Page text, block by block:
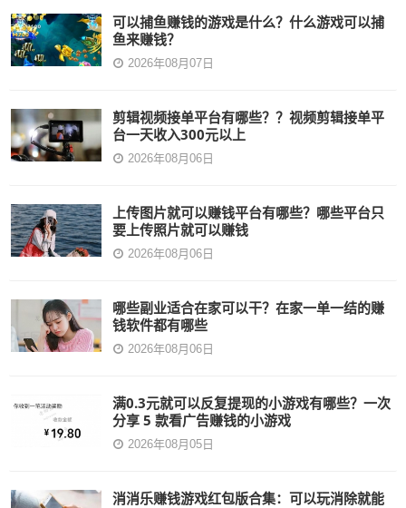
可以捕鱼赚钱的游戏是什么？什么游戏可以捕
鱼来赚钱？
2026年08月07日
剪辑视频接单平台有哪些？？视频剪辑接单平
台一天收入300元以上
2026年08月06日
上传图片就可以赚钱平台有哪些？哪些平台只
要上传照片就可以赚钱
2026年08月06日
哪些副业适合在家可以干？在家一单一结的赚
钱软件都有哪些
2026年08月06日
满0.3元就可以反复提现的小游戏有哪些？一次
分享 5 款看广告赚钱的小游戏
2026年08月05日
消消乐赚钱游戏红包版合集：可以玩消除就能